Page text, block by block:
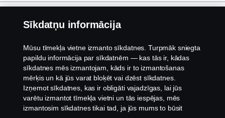
Par Scania
Sīkdatņu informācija
Mūsu tīmekļa vietne izmanto sīkdatnes. Turpmāk sniegta
papildu informācija par sīkdatnēm — kas tās ir, kādas
sīkdatnes mēs izmantojam, kāds ir to izmantošanas
mērķis un kā jūs varat bloķēt vai dzēst sīkdatnes.
Izņemot sīkdatnes, kas ir obligāti vajadzīgas, lai jūs
varētu izmantot tīmekļa vietni un tās iespējas, mēs
izmantosim sīkdatnes tikai tad, ja jūs mums to būsit